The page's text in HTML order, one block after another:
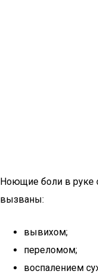
Ноющие боли в руке
вызваны:
вывихом;
переломом;
воспалением